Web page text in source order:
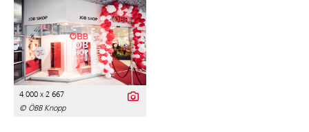
4 000 x 2 667
© ÖBB Knopp